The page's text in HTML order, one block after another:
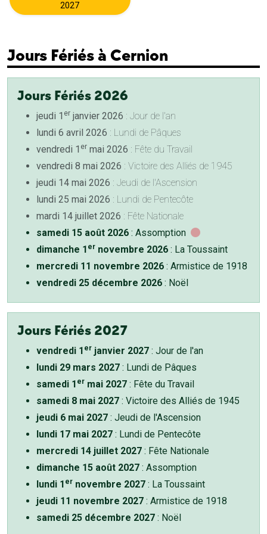
2027
Jours Fériés à Cernion
Jours Fériés 2026
jeudi 1 er janvier 2026 : Jour de l'an
lundi 6 avril 2026 : Lundi de Pâques
vendredi 1 er mai 2026 : Fête du Travail
vendredi 8 mai 2026 : Victoire des Alliés de 1945
jeudi 14 mai 2026 : Jeudi de l'Ascension
lundi 25 mai 2026 : Lundi de Pentecôte
mardi 14 juillet 2026 : Fête Nationale
samedi 15 août 2026 : Assomption
dimanche 1 er novembre 2026 : La Toussaint
mercredi 11 novembre 2026 : Armistice de 1918
vendredi 25 décembre 2026 : Noël
Jours Fériés 2027
vendredi 1 er janvier 2027 : Jour de l'an
lundi 29 mars 2027 : Lundi de Pâques
samedi 1 er mai 2027 : Fête du Travail
samedi 8 mai 2027 : Victoire des Alliés de 1945
jeudi 6 mai 2027 : Jeudi de l'Ascension
lundi 17 mai 2027 : Lundi de Pentecôte
mercredi 14 juillet 2027 : Fête Nationale
dimanche 15 août 2027 : Assomption
lundi 1 er novembre 2027 : La Toussaint
jeudi 11 novembre 2027 : Armistice de 1918
samedi 25 décembre 2027 : Noël